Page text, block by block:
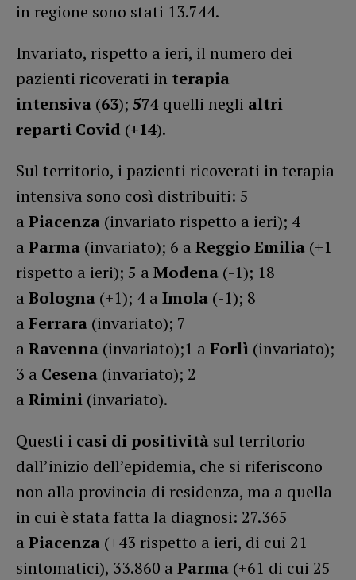
in regione sono stati 13.744.
Invariato, rispetto a ieri, il numero dei
pazienti ricoverati in terapia
intensiva (63); 574 quelli negli altri
reparti Covid (+14).
Sul territorio, i pazienti ricoverati in terapia
intensiva sono così distribuiti: 5
a Piacenza (invariato rispetto a ieri); 4
a Parma (invariato); 6 a Reggio Emilia (+1
rispetto a ieri); 5 a Modena (-1); 18
a Bologna (+1); 4 a Imola (-1); 8
a Ferrara (invariato); 7
a Ravenna (invariato);1 a Forlì (invariato);
3 a Cesena (invariato); 2
a Rimini (invariato).
Questi i casi di positività sul territorio
dall’inizio dell’epidemia, che si riferiscono
non alla provincia di residenza, ma a quella
in cui è stata fatta la diagnosi: 27.365
a Piacenza (+43 rispetto a ieri, di cui 21
sintomatici), 33.860 a Parma (+61 di cui 25